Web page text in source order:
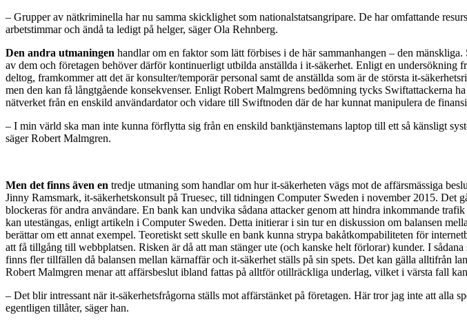
– Grupper av nätkriminella har nu samma skicklighet som nationalstatsangripare. De har omfattande
arbetstimmar och ändå ta ledigt på helger, säger Ola Rehnberg.
Den andra utmaningen handlar om en faktor som lätt förbises i de här sammanhangen – den
av dem och företagen behöver därför kontinuerligt utbilda anställda i it-säkerhet. Enligt en
deltog, framkommer att det är konsulter/temporär personal samt de anställda som är de största it-
men den kan få långtgående konsekvenser. Enligt Robert Malmgrens bedömning tycks Swiftattackerna
nätverket från en enskild användardator och vidare till Swiftnoden där de har kunnat manipulera de
– I min värld ska man inte kunna förflytta sig från en enskild banktjänstemans laptop till ett så känsligt
säger Robert Malmgren.
Men det finns även en tredje utmaning som handlar om hur it-säkerheten vägs mot de affärsmässiga
Jinny Ramsmark, it-säkerhetskonsult på Truesec, till tidningen Computer Sweden i november 2015. Det
blockeras för andra användare. En bank kan undvika sådana attacker genom att hindra inkommande
kan utestängas, enligt artikeln i Computer Sweden. Detta initierar i sin tur en diskussion om balansen
berättar om ett annat exempel. Teoretiskt sett skulle en bank kunna strypa bakåtkompabiliteten för
att få tillgång till webbplatsen. Risken är då att man stänger ute (och kanske helt förlorar) kunder. I
finns fler tillfällen då balansen mellan kärnaffär och it-säkerhet ställs på sin spets. Det kan gälla alltifrån
Robert Malmgren menar att affärsbeslut ibland fattas på alltför otillräckliga underlag, vilket i värsta fall
– Det blir intressant när it-säkerhetsfrågorna ställs mot affärstänket på företagen. Här tror jag inte att alla
egentligen tillåter, säger han.